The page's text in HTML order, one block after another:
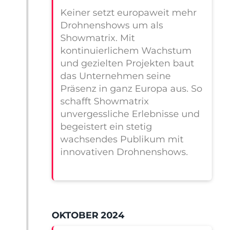
Keiner setzt europaweit mehr
Drohnenshows um als
Showmatrix. Mit
kontinuierlichem Wachstum
und gezielten Projekten baut
das Unternehmen seine
Präsenz in ganz Europa aus. So
schafft Showmatrix
unvergessliche Erlebnisse und
begeistert ein stetig
wachsendes Publikum mit
innovativen Drohnenshows.
OKTOBER 2024